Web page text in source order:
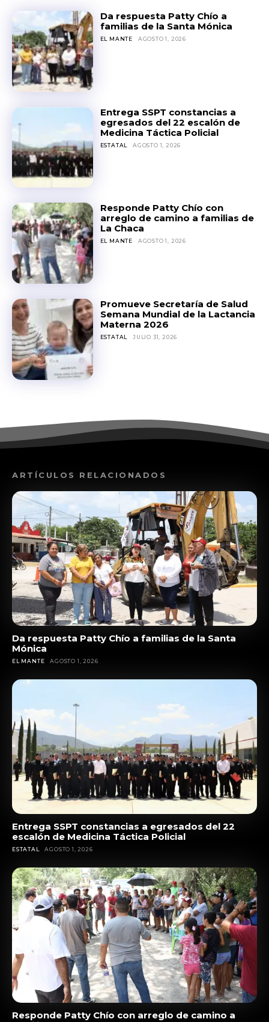
Da respuesta Patty Chío a
familias de la Santa Mónica
EL MANTE AGOSTO 1, 2026
Entrega SSPT constancias a
egresados del 22 escalón de
Medicina Táctica Policial
ESTATAL AGOSTO 1, 2026
Responde Patty Chío con
arreglo de camino a familias de
La Chaca
EL MANTE AGOSTO 1, 2026
Promueve Secretaría de Salud
Semana Mundial de la Lactancia
Materna 2026
ESTATAL JULIO 31, 2026
ARTÍCULOS RELACIONADOS
Da respuesta Patty Chío a familias de la Santa
Mónica
EL MANTE AGOSTO 1, 2026
Entrega SSPT constancias a egresados del 22
escalón de Medicina Táctica Policial
ESTATAL AGOSTO 1, 2026
Responde Patty Chío con arreglo de camino a